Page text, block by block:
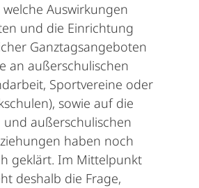
Auswirkungen
und die Einrichtung
Ganztagsangeboten
an außerschulischen
Sportvereine oder
sowie auf die
außerschulischen
haben noch
geklärt. Im Mittelpunkt
deshalb die Frage,